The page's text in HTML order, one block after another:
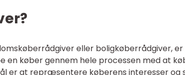
eller boligkøberrådgiver, er
en køber gennem hele processen med at
er at repræsentere køberens interesser og